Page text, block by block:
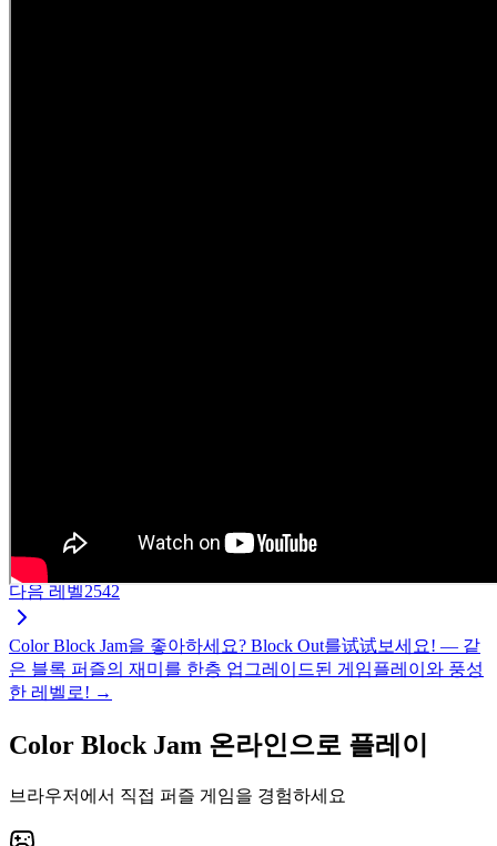
다음 레벨2542
Color Block Jam을 좋아하세요? Block Out를试试보세요! — 같
은 블록 퍼즐의 재미를 한층 업그레이드된 게임플레이와 풍성
한 레벨로! →
Color Block Jam 온라인으로 플레이
브라우저에서 직접 퍼즐 게임을 경험하세요